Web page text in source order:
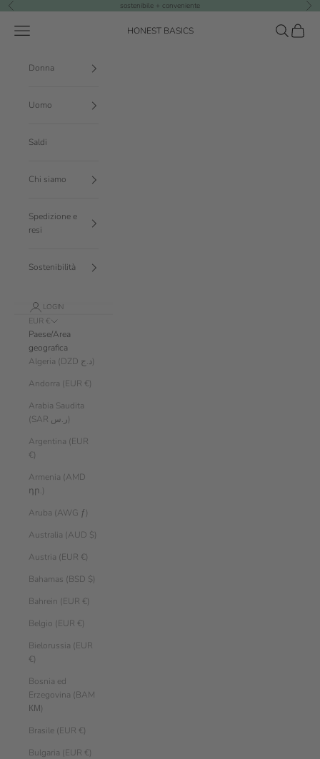
Vai al contenuto
Precedente sostenibile + conveniente
HONEST BASICS
Menù CercaCarrello
Donna
Uomo
Saldi
Chi siamo
Spedizione e
resi
Sostenibilità
LOGIN
EUR €
Paese/Area
geografica
Algeria (DZD د.ج)
Andorra (EUR €)
Arabia Saudita
(SAR ر.س)
Argentina (EUR
€)
Armenia (AMD
դր.)
Aruba (AWG ƒ)
Australia (AUD $)
Austria (EUR €)
Bahamas (BSD $)
Bahrein (EUR €)
Belgio (EUR €)
Bielorussia (EUR
€)
Bosnia ed
Erzegovina (BAM
КМ)
Brasile (EUR €)
Bulgaria (EUR €)